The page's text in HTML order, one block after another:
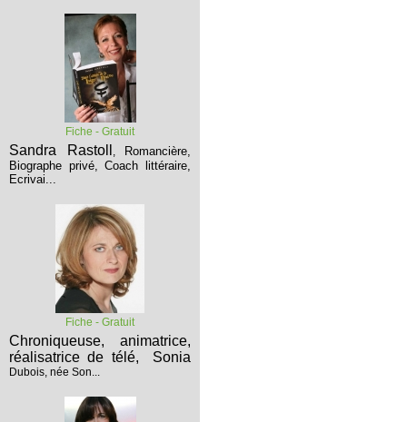
Fiche - Gratuit
Sandra Rastoll ,
Romancière,
Biographe privé, Coach littéraire,
Ecrivai...
Fiche - Gratuit
Chroniqueuse, animatrice,
réalisatrice de télé,
Sonia
Dubois, née Son...